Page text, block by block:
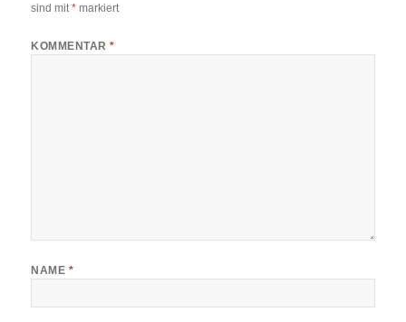
sind mit* markiert
KOMMENTAR*
NAME *